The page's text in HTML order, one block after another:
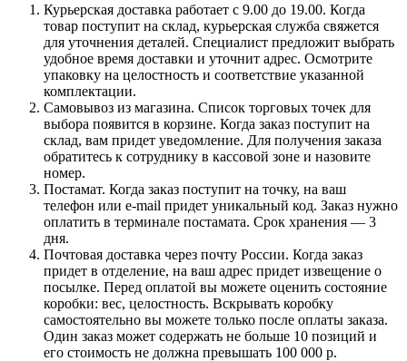
Курьерская доставка работает с 9.00 до 19.00. Когда
товар поступит на склад, курьерская служба свяжется
для уточнения деталей. Специалист предложит выбрать
удобное время доставки и уточнит адрес. Осмотрите
упаковку на целостность и соответствие указанной
комплектации.
Самовывоз из магазина. Список торговых точек для
выбора появится в корзине. Когда заказ поступит на
склад, вам придет уведомление. Для получения заказа
обратитесь к сотруднику в кассовой зоне и назовите
номер.
Постамат. Когда заказ поступит на точку, на ваш
телефон или e-mail придет уникальный код. Заказ нужно
оплатить в терминале постамата. Срок хранения — 3
дня.
Почтовая доставка через почту России. Когда заказ
придет в отделение, на ваш адрес придет извещение о
посылке. Перед оплатой вы можете оценить состояние
коробки: вес, целостность. Вскрывать коробку
самостоятельно вы можете только после оплаты заказа.
Один заказ может содержать не больше 10 позиций и
его стоимость не должна превышать 100 000 р.